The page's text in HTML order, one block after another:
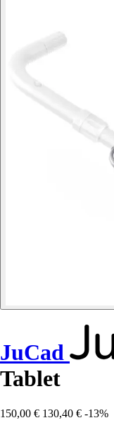
JuCad
Tablet
150,00 € 130,40 € -13%